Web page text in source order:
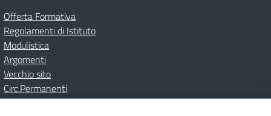
Offerta Formativa
Regolamenti di Istituto
Modulistica
Argomenti
Vecchio sito
Circ.Permanenti